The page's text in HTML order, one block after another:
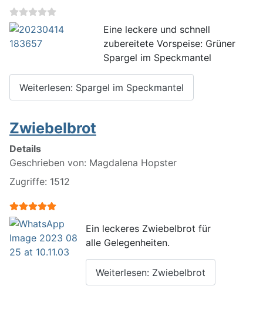
Eine leckere und schnell
zubereitete Vorspeise: Grüner
Spargel im Speckmantel
Weiterlesen: Spargel im Speckmantel
Zwiebelbrot
Details
Geschrieben von: Magdalena Hopster
Zugriffe: 1512
Bewertung:
Ein leckeres Zwiebelbrot für
alle Gelegenheiten.
Weiterlesen: Zwiebelbrot